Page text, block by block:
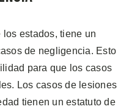
estados, tiene un
de negligencia. Esto
para que los casos
Los casos de lesiones
tienen un estatuto de